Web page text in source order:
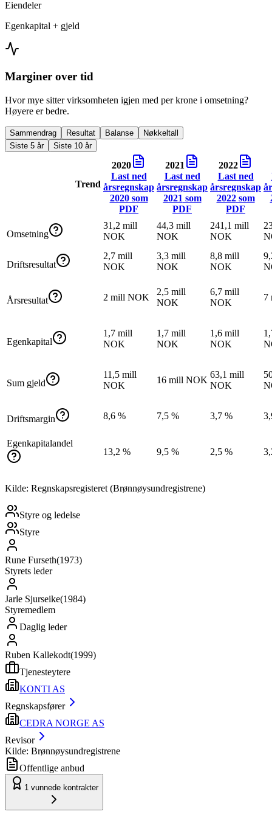
Eiendeler
Egenkapital + gjeld
Marginer over tid
Hvor mye sitter virksomheten igjen med per krone i omsetning?
Høyere er bedre.
Sammendrag Resultat Balanse
Nøkkeltall
Siste 5 år
Siste 10 år
Trend
2020
Last ned
årsregnskap
2020som
PDF
2021
Last ned
årsregnskap
2021 som
PDF
2022
Last ned
årsregnskap
2022som
PDF
Omsetning
31,2 mill
NOK
44,3 mill
NOK
241,1 mill
NOK
Driftsresultat
2,7 mill
NOK
3,3 mill
NOK
8,8 mill
NOK
Årsresultat 2 mill NOK
2,5 mill
NOK
6,7 mill
NOK
7
Egenkapital
1,7 mill
NOK
1,7 mill
NOK
1,6 mill
NOK
Sum gjeld
11,5 mill
NOK
16 mill NOK
63,1 mill
NOK
Driftsmargin 8,6 % 7,5 % 3,7 %
Egenkapitalandel
13,2 %
9,5 % 2,5 %
Kilde: Regnskapsregisteret (Brønnøysundregistrene)
Styre og ledelse
Styre
Rune Furseth(1973)
Styrets leder
Jarle Sjurseike(1984)
Styremedlem
Daglig leder
Ruben Kallekodt(1999)
Tjenesteytere
KONTI AS
Regnskapsfører
CEDRA NORGE AS
Revisor
Kilde: Brønnøysundregistrene
Offentlige anbud
1 vunnede kontrakter